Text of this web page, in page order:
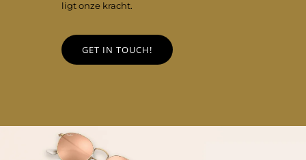
ligt onze kracht.
GET IN TOUCH!